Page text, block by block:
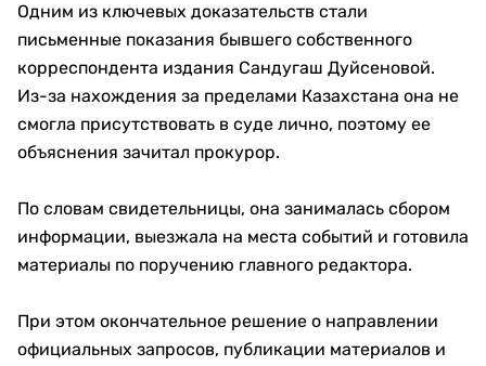
Одним из ключевых доказательств стали
письменные показания бывшего собственного
корреспондента издания Сандугаш Дуйсеновой.
Из-за нахождения за пределами Казахстана она не
смогла присутствовать в суде лично, поэтому ее
объяснения зачитал прокурор.
По словам свидетельницы, она занималась сбором
информации, выезжала на места событий и готовила
материалы по поручению главного редактора.
При этом окончательное решение о направлении
официальных запросов, публикации материалов и